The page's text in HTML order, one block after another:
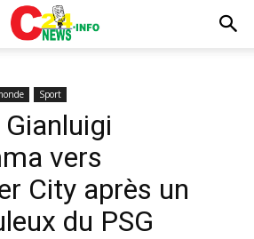
Sport
vers
City après un
du PSG